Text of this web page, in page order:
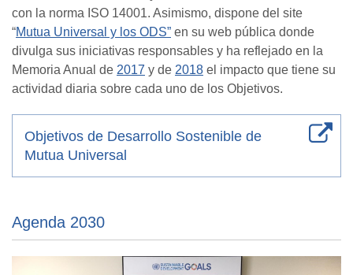
con la norma ISO 14001. Asimismo, dispone del site
“Mutua Universal y los ODS” en su web pública donde
divulga sus iniciativas responsables y ha reflejado en la
Memoria Anual de 2017 y de 2018 el impacto que tiene su
actividad diaria sobre cada uno de los Objetivos.
Objetivos de Desarrollo Sostenible de
Mutua Universal
Agenda 2030